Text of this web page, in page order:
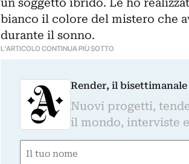
bianco il colore del mistero che
durante il sonno.
L'ARTICOLO CONTINUA PIÙ SOTTO
Render, il
Nuovi progetti,
il mondo, interviste
Nome